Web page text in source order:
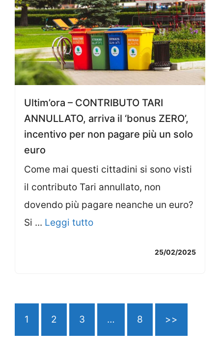
Ultim’ora – CONTRIBUTO TARI
ANNULLATO, arriva il ‘bonus ZERO’,
incentivo per non pagare più un solo
euro
Come mai questi cittadini si sono visti
il contributo Tari annullato, non
dovendo più pagare neanche un euro?
Si ... Leggi tutto
25/02/2025
1 2 3 … 8 >>